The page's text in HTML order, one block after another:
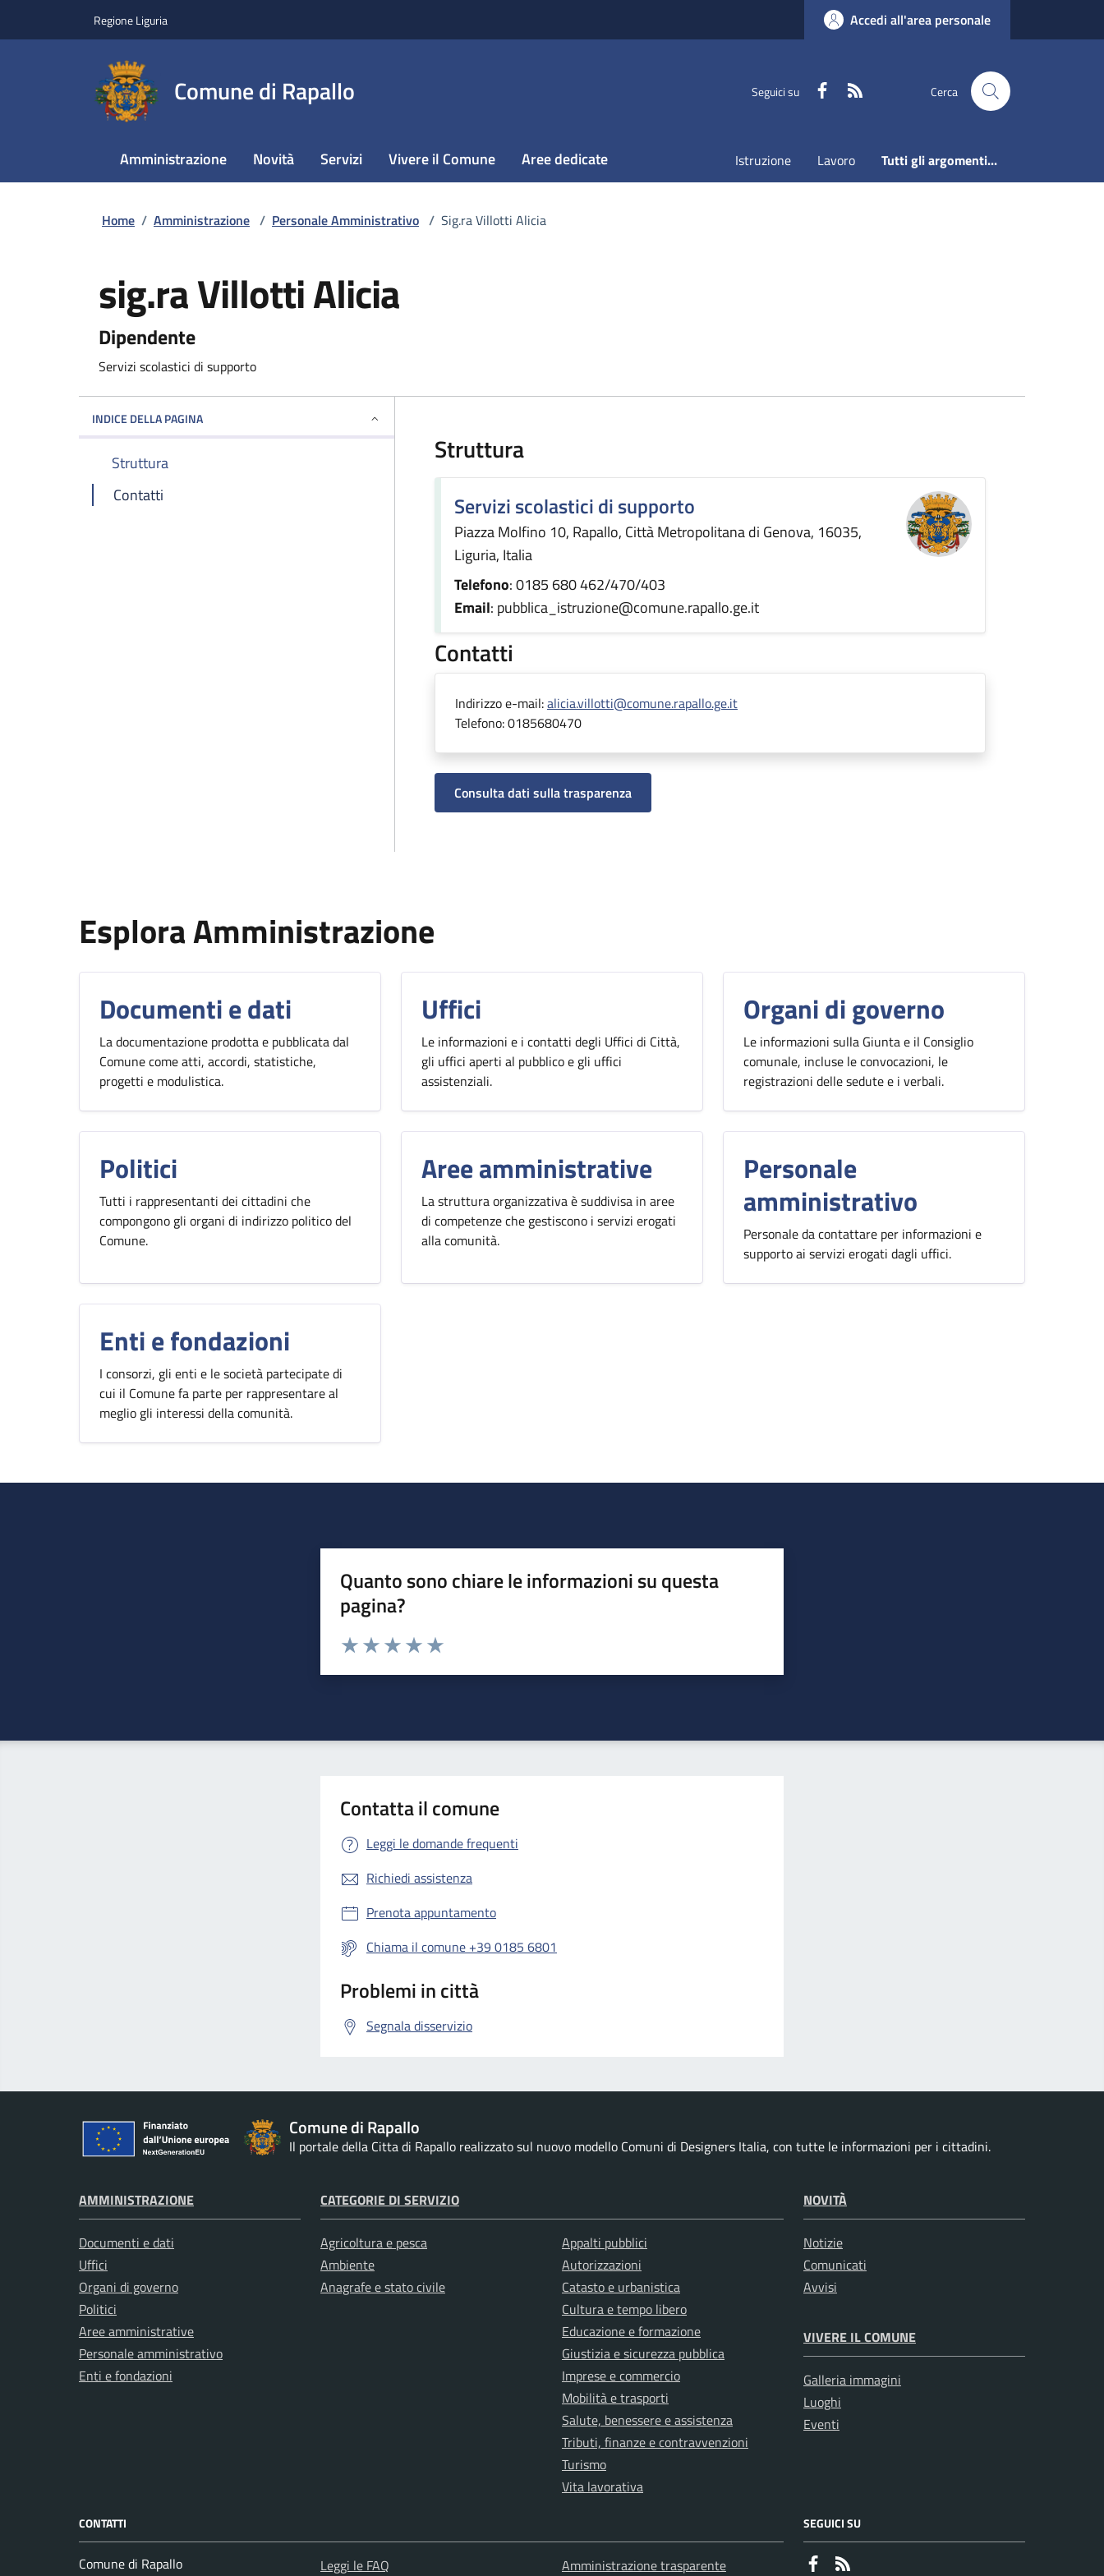
Regione Liguria Accedi all'area personale
Comune di Rapallo Seguici su Faceboook Cerca
Amministrazione Novità Servizi Vivere il Comune Aree dedicate Istruzione Lavoro Tutti gli argomenti...
Home / Amministrazione / Personale Amministrativo / Sig.ra Villotti Alicia
sig.ra Villotti Alicia
Dipendente
Servizi scolastici di supporto
INDICE DELLA PAGINA
Struttura
Contatti
Struttura
Servizi scolastici di supporto
Piazza Molfino 10, Rapallo, Città Metropolitana di Genova, 16035,
Liguria, Italia
Telefono: 0185 680 462/470/403
Email: pubblica_istruzione@comune.rapallo.ge.it
Contatti
Indirizzo e-mail:alicia.villotti@comune.rapallo.ge.it
Telefono:0185680470
Consulta dati sulla trasparenza
Esplora Amministrazione
Documenti e dati
La documentazione prodotta e pubblicata dal
Comune come atti, accordi, statistiche,
progetti e modulistica.
Uffici
Le informazioni e i contatti degli Uffici di Città,
gli uffici aperti al pubblico e gli uffici
assistenziali.
Organi di governo
Le informazioni sulla Giunta e il Consiglio
comunale, incluse le convocazioni, le
registrazioni delle sedute e i verbali.
Politici
Tutti i rappresentanti dei cittadini che
compongono gli organi di indirizzo politico del
Comune.
Aree amministrative
La struttura organizzativa è suddivisa in aree
di competenze che gestiscono i servizi erogati
alla comunità.
Personale
amministrativo
Personale da contattare per informazioni e
supporto ai servizi erogati dagli uffici.
Enti e fondazioni
I consorzi, gli enti e le società partecipate di
cui il Comune fa parte per rappresentare al
meglio gli interessi della comunità.
Quanto sono chiare le informazioni su questa
pagina?
Valuta da 1 a 5 stelle la pagina
Contatta il comune
Leggi le domande frequenti
Richiedi assistenza
Prenota appuntamento
Chiama il comune +39 0185 6801
Problemi in città
Segnala disservizio
Comune di Rapallo
Il portale della Citta di Rapallo realizzato sul nuovo modello Comuni di Designers Italia, con tutte le informazioni per i cittadini.
AMMINISTRAZIONE
Documenti e dati
Uffici
Organi di governo
Politici
Aree amministrative
Personale amministrativo
Enti e fondazioni
CATEGORIE DI SERVIZIO
Agricoltura e pesca
Ambiente
Anagrafe e stato civile
Appalti pubblici
Autorizzazioni
Catasto e urbanistica
Cultura e tempo libero
Educazione e formazione
Giustizia e sicurezza pubblica
Imprese e commercio
Mobilità e trasporti
Salute, benessere e assistenza
Tributi, finanze e contravvenzioni
Turismo
Vita lavorativa
NOVITÀ
Notizie
Comunicati
Avvisi
VIVERE IL COMUNE
Galleria immagini
Luoghi
Eventi
CONTATTI
Comune di Rapallo
Leggi le FAQ Amministrazione trasparente
SEGUICI SU
Faceboook